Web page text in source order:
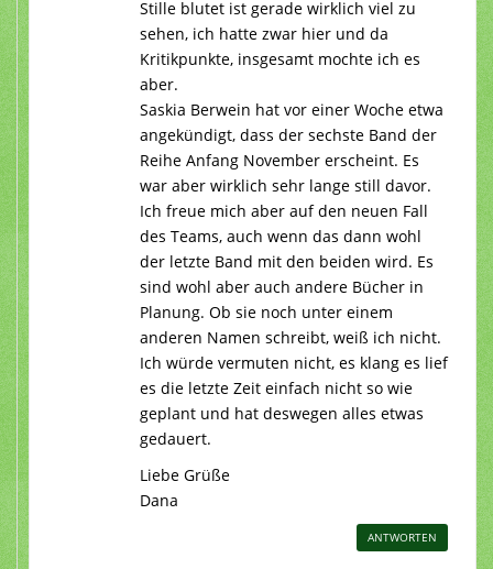
Stille blutet ist gerade wirklich viel zu
sehen, ich hatte zwar hier und da
Kritikpunkte, insgesamt mochte ich es
aber.
Saskia Berwein hat vor einer Woche etwa
angekündigt, dass der sechste Band der
Reihe Anfang November erscheint. Es
war aber wirklich sehr lange still davor.
Ich freue mich aber auf den neuen Fall
des Teams, auch wenn das dann wohl
der letzte Band mit den beiden wird. Es
sind wohl aber auch andere Bücher in
Planung. Ob sie noch unter einem
anderen Namen schreibt, weiß ich nicht.
Ich würde vermuten nicht, es klang es lief
es die letzte Zeit einfach nicht so wie
geplant und hat deswegen alles etwas
gedauert.
Liebe Grüße
Dana
ANTWORTEN